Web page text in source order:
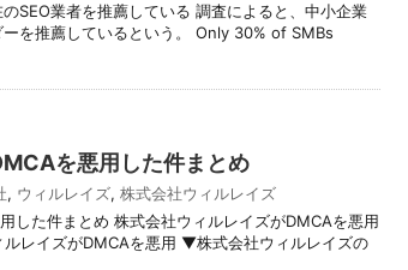
SEO業者を推薦している 調査によると、中小企業
を推薦しているという。 Only 30% of SMBs
を悪用した件まとめ
, ウィルレイズ, 株式会社ウィルレイズ
した件まとめ 株式会社ウィルレイズがDMCAを悪用
ルレイズがDMCAを悪用 ▼株式会社ウィルレイズの